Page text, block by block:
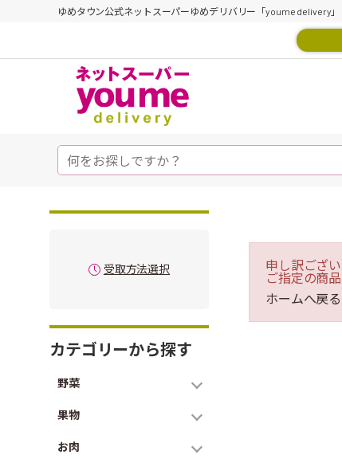
ゆめタウン公式ネットスーパーゆめデリバリー「youme delivery」
受取方法選択
カテゴリーから探す
野菜
果物
お肉
申し訳ござい
ご指定の商
ホームへ戻る